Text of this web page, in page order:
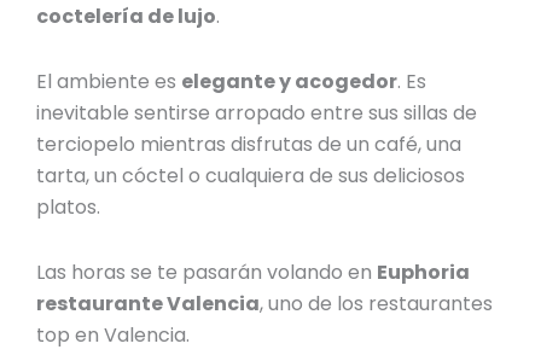
coctelería de lujo.
El ambiente es elegante y acogedor. Es
inevitable sentirse arropado entre sus sillas de
terciopelo mientras disfrutas de un café, una
tarta, un cóctel o cualquiera de sus deliciosos
platos.
Las horas se te pasarán volando en Euphoria
restaurante Valencia, uno de los restaurantes
top en Valencia.